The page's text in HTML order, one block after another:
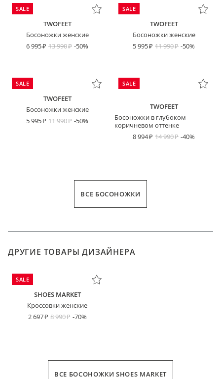
SALE
TWOFEET
Босоножки женские
6 995
13 990 -50%
SALE
TWOFEET
Босоножки женские
5 995
11 990 -50%
SALE
TWOFEET
Босоножки женские
5 995
11 990 -50%
SALE
TWOFEET
Босоножки в глубоком
коричневом оттенке
8 994
14 990 -40%
ВСЕ БОСОНОЖКИ
ДРУГИЕ ТОВАРЫ ДИЗАЙНЕРА
SALE
SHOES MARKET
Кроссовки женские
2 697
8 990 -70%
ВСЕ БОСОНОЖКИ SHOES MARKET